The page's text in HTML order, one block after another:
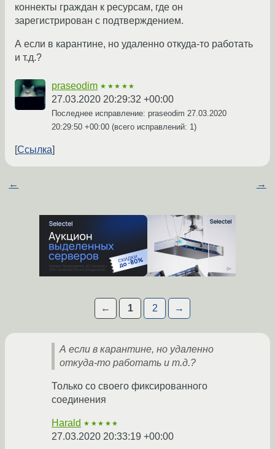
коннекты граждан к ресурсам, где он
зарегистрирован с подтверждением.
А если в карантине, но удаленно откуда-то работать
и т.д.?
praseodim ★★★★★
27.03.2020 20:29:32 +00:00
Последнее исправление: praseodim 27.03.2020
20:29:50 +00:00 (всего исправлений: 1)
Ссылка
← →
← 1 2 →
А если в карантине, но удаленно
откуда-то работать и т.д.?
Только со своего фиксированного
соединения
Harald ★★★★★
27.03.2020 20:33:19 +00:00